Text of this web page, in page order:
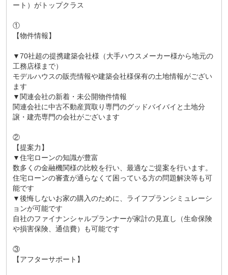
ート）がトップクラス
①
【物件情報】
▼70社超の提携建築会社様（大手ハウスメーカー様から地元の
工務店様まで）
モデルハウスの販売情報や建築会社様保有の土地情報がござい
ます
▼関連会社の新着・未公開物件情報
関連会社に中古不動産買取り専門のグッドバイバイと土地分
譲・建売専門の会社がございます
②
【提案力】
▼住宅ローンの知識が豊富
数多くの金融機関様の比較を行い、最適なご提案を行います。
住宅ローンの審査が通らなくて困っている方の問題解決等も可
能です
▼後悔しないお家の購入のために、ライフプランシミュレーシ
ョンが可能です
自社のファイナンシャルプランナーが家計の見直し（生命保険
や損害保険、通信費）も可能です
③
【アフターサポート】